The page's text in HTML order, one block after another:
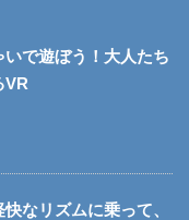
で遊ぼう！大人たち
VR
なリズムに乗って、